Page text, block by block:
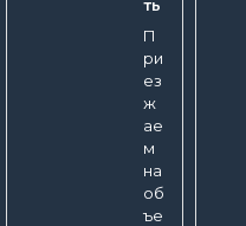
ть
П
ри
ез
ж
ае
м
на
об
ъе